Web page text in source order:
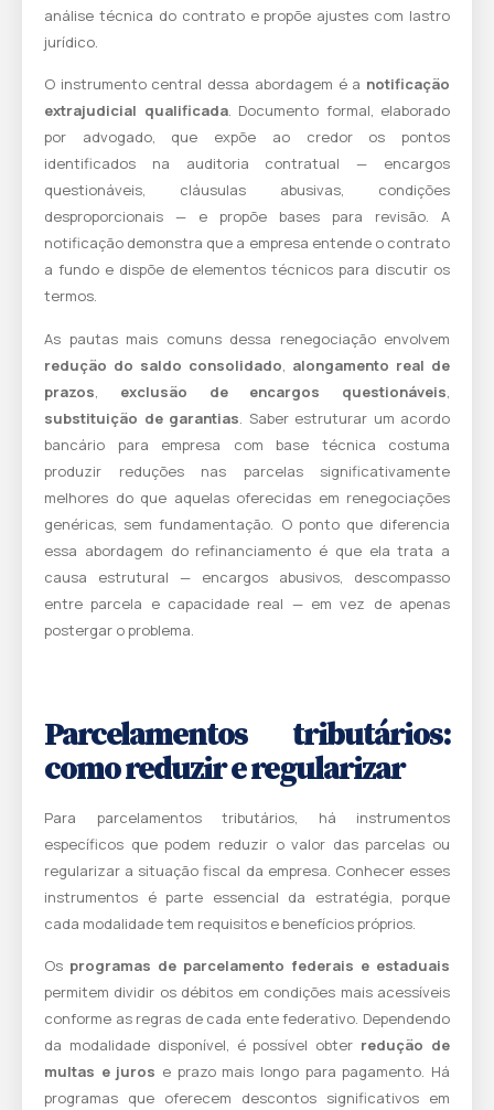
análise técnica do contrato e propõe ajustes com lastro
jurídico.
O instrumento central dessa abordagem é a notificação
extrajudicial qualificada. Documento formal, elaborado
por advogado, que expõe ao credor os pontos
identificados na auditoria contratual — encargos
questionáveis, cláusulas abusivas, condições
desproporcionais — e propõe bases para revisão. A
notificação demonstra que a empresa entende o contrato
a fundo e dispõe de elementos técnicos para discutir os
termos.
As pautas mais comuns dessa renegociação envolvem
redução do saldo consolidado
alongamento real de
prazos
exclusão de encargos questionáveis
substituição de garantias . Saber estruturar um acordo
bancário para empresa com base técnica costuma
produzir reduções nas parcelas significativamente
melhores do que aquelas oferecidas em renegociações
genéricas, sem fundamentação. O ponto que diferencia
essa abordagem do refinanciamento é que ela trata a
causa estrutural — encargos abusivos, descompasso
entre parcela e capacidade real — em vez de apenas
postergar o problema.
Parcelamentos tributários:
como reduzir e regularizar
Para parcelamentos tributários, há instrumentos
específicos que podem reduzir o valor das parcelas ou
regularizar a situação fiscal da empresa. Conhecer esses
instrumentos é parte essencial da estratégia, porque
cada modalidade tem requisitos e benefícios próprios.
Os programas de parcelamento federais e estaduais
permitem dividir os débitos em condições mais acessíveis
conforme as regras de cada ente federativo. Dependendo
da modalidade disponível, é possível obter redução de
multas e juros e prazo mais longo para pagamento. Há
programas que oferecem descontos significativos em